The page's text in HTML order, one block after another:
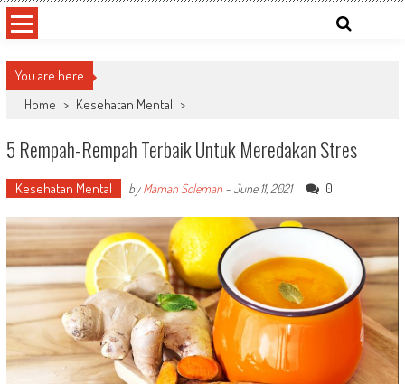
You are here
Home > Kesehatan Mental >
5 Rempah-Rempah Terbaik Untuk Meredakan Stres
Kesehatan Mental byMaman Soleman-June 11, 2021 0